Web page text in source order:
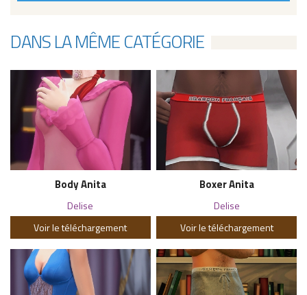
DANS LA MÊME CATÉGORIE
Body Anita
Delise
Voir le téléchargement
Boxer Anita
Delise
Voir le téléchargement